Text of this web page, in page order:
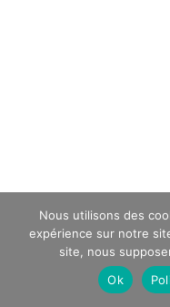
Nous utilisons des
expérience sur notre
site, nous
Ok